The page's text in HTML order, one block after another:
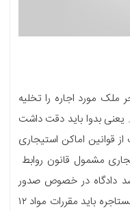
ملک مورد اجاره را تخلیه
بدوا باید دقت داشت
از قوانین اماکن استیجاری
مشمول قانون روابط
مستاجر مصوب سال ۵۶ باشد دادگاه در خصوص صدور
حکم فسخ اجاره و حکم تخلیه عین مستاجره باید مقررات مواد ۱۲